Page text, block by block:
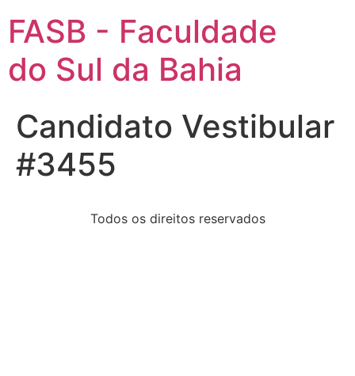
FASB - Faculdade
do Sul da Bahia
Candidato Vestibular
#3455
Todos os direitos reservados